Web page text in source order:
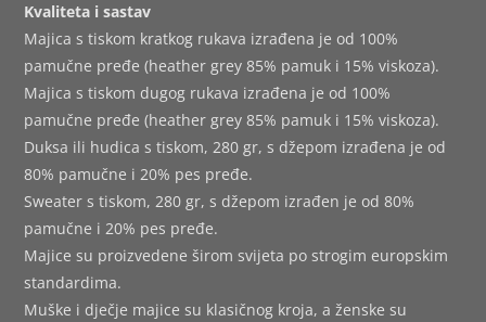
Kvaliteta i sastav
Majica s tiskom kratkog rukava izrađena je od 100%
pamučne pređe (heather grey 85% pamuk i 15% viskoza).
Majica s tiskom dugog rukava izrađena je od 100%
pamučne pređe (heather grey 85% pamuk i 15% viskoza).
Duksa ili hudica s tiskom, 280 gr, s džepom izrađena je od
80% pamučne i 20% pes pređe.
Sweater s tiskom, 280 gr, s džepom izrađen je od 80%
pamučne i 20% pes pređe.
Majice su proizvedene širom svijeta po strogim europskim
standardima.
Muške i dječje majice su klasičnog kroja, a ženske su